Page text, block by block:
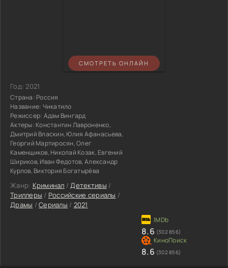
СМОТРЕТЬ ОНЛАЙН
Год:2021
Страна: Россия
Название: Чикатило
Режиссер: Адам Вингард
Актеры: Константин Лавроненко,
Дмитрий Власкин, Юлия Афанасьева,
Георгий Мартиросян, Олег
Каменщиков, Николай Козак, Евгений
Шириков, Иван Федотов, Александр
Курлов, Виктория Богатырёва
Жанр: Криминал /Детективы /
Триллеры / Российские сериалы /
Драмы /Сериалы / 2021
8.6 (302 856)
8.6 (302 856)